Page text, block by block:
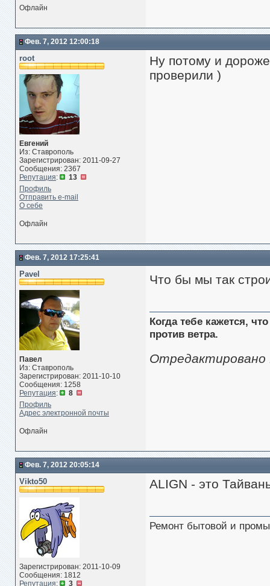
Офлайн
Фев. 7, 2012 12:00:18
root
Евгений
Из: Ставрополь
Зарегистрирован: 2011-09-27
Сообщения: 2367
Репутация:
13
Профиль
Отправить e-mail
О себе
Ну потому и
проверили )
Офлайн
Фев. 7, 2012 17:25:41
Pavel
Павел
Из: Ставрополь
Зарегистрирован: 2011-10-10
Сообщения: 1258
Репутация:
8
Профиль
Адрес электронной почты
Что бы мы так
Когда тебе кажется,
против ветра.
Отредактировано
Офлайн
Фев. 7, 2012 20:05:14
Vikto50
Зарегистрирован: 2011-10-09
Сообщения: 1812
Репутация:
3
ALIGN - это
Ремонт бытовой и